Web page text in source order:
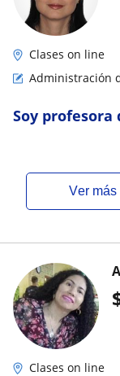
Clases on line
Administración
Soy
ver más
Clases on line